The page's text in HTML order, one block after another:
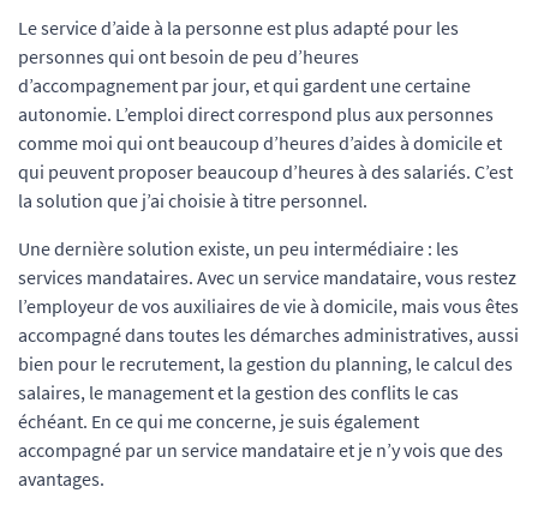
Le service d’aide à la personne est plus adapté pour les
personnes qui ont besoin de peu d’heures
d’accompagnement par jour, et qui gardent une certaine
autonomie. L’emploi direct correspond plus aux personnes
comme moi qui ont beaucoup d’heures d’aides à domicile et
qui peuvent proposer beaucoup d’heures à des salariés. C’est
la solution que j’ai choisie à titre personnel.
Une dernière solution existe, un peu intermédiaire : les
services mandataires. Avec un service mandataire, vous restez
l’employeur de vos auxiliaires de vie à domicile, mais vous êtes
accompagné dans toutes les démarches administratives, aussi
bien pour le recrutement, la gestion du planning, le calcul des
salaires, le management et la gestion des conflits le cas
échéant. En ce qui me concerne, je suis également
accompagné par un service mandataire et je n’y vois que des
avantages.